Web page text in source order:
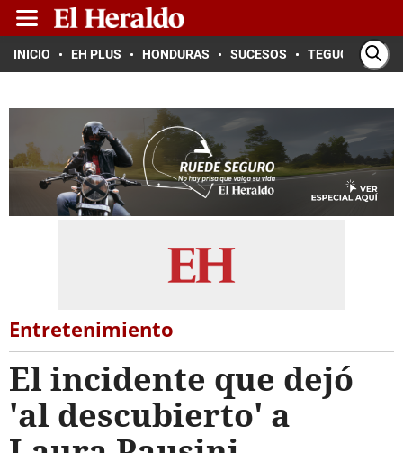
INICIO EH PLUS HONDURAS SUCESOS TEGUCIGALPA
Entretenimiento
El incidente que dejó
'al descubierto' a